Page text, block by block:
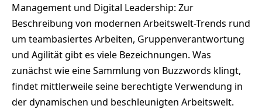
Management und Digital Leadership: Zur
Beschreibung von modernen Arbeitswelt-Trends rund
um teambasiertes Arbeiten, Gruppenverantwortung
und Agilität gibt es viele Bezeichnungen. Was
zunächst wie eine Sammlung von Buzzwords klingt,
findet mittlerweile seine berechtigte Verwendung in
der dynamischen und beschleunigten Arbeitswelt.